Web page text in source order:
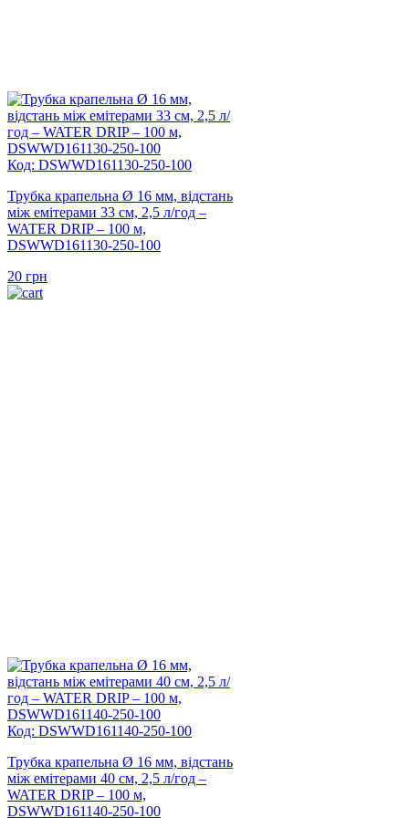
Код: DSWWD161130-250-100
Трубка крапельна Ø 16 мм, відстань
між емітерами 33 см, 2,5 л/год –
WATER DRIP – 100 м,
DSWWD161130-250-100
20 грн
Код: DSWWD161140-250-100
Трубка крапельна Ø 16 мм, відстань
між емітерами 40 см, 2,5 л/год –
WATER DRIP – 100 м,
DSWWD161140-250-100